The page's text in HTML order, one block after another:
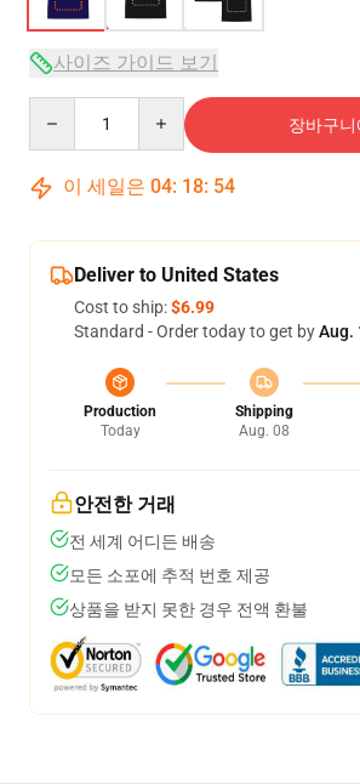
사이즈 가이드 보기
장바구
이 세일은 04: 18: 54
Deliver to United States
Cost to ship:$6.99
Standard - Order today to get byAug.
Production
Today
Shipping
Aug. 08
안전한 거래
전 세계 어디든 배송
모든 소포에 추적 번호 제공
상품을 받지 못한 경우 전액 환불